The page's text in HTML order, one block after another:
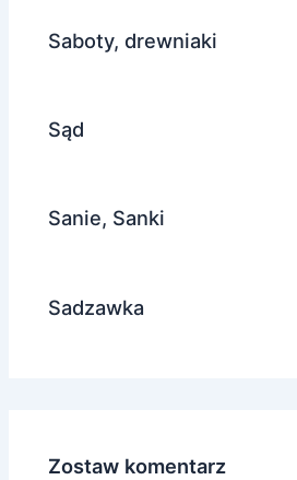
Saboty, drewniaki
Sąd
Sanie, Sanki
Sadzawka
Zostaw komentarz